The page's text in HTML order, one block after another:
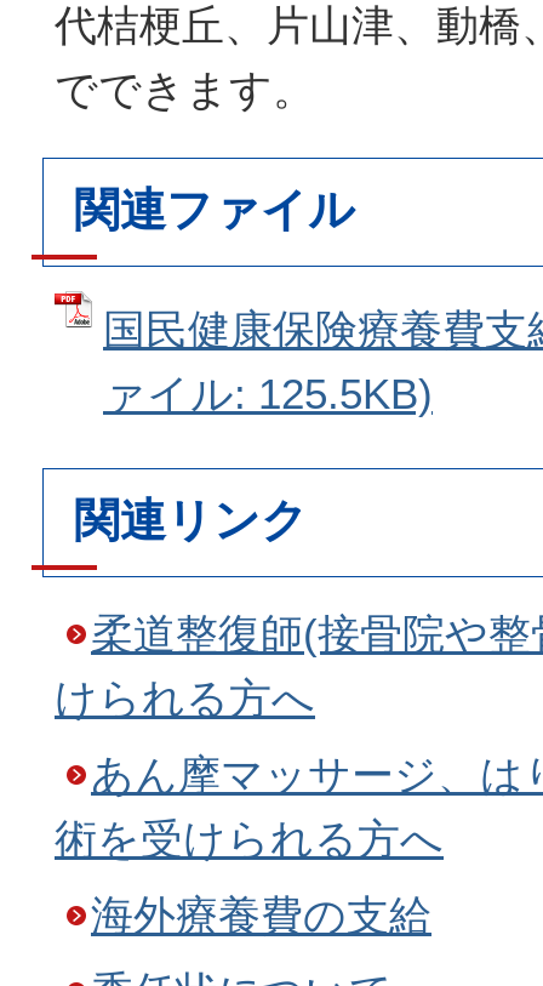
代桔梗丘、片山津、動橋
でできます。
関連ファイル
国民健康保険療養費
ァイル: 125.5KB)
関連リンク
柔道整復師(接骨院や
けられる方へ
あん摩マッサージ、は
術を受けられる方へ
海外療養費の支給